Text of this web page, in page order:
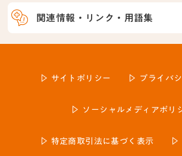
関連情報・リンク・用語集
サイトポリシー プライバ
ソーシャルメディアポリ
特定商取引法に基づく表示